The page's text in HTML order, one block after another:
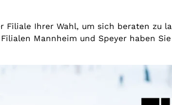
Filiale Ihrer Wahl, um sich beraten zu
Mannheim und Speyer haben